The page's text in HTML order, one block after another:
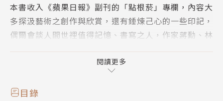
本書收入《蘋果日報》副刊的「點根菸」專欄，內容大
多探汲藝術之創作與欣賞，還有錘煉己心的一些印記，
偶爾會談人間世裡值得記憶、書寫之人，作家蔣勳、林
吳耿禎、陳念慈⋯⋯等人，透過作者多年的交遊見聞與
敏銳細膩觀察，記錄創作者最特殊之處與最珍貴的心
意。
閱讀更多
目錄